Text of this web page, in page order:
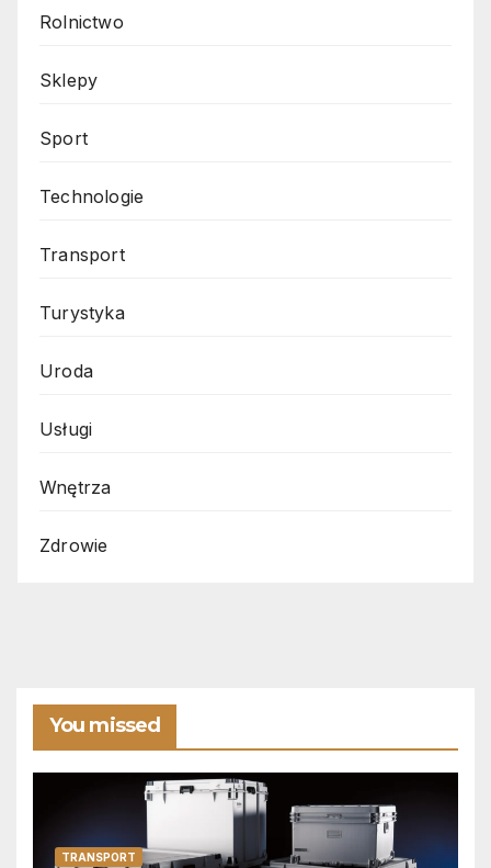
Rolnictwo
Sklepy
Sport
Technologie
Transport
Turystyka
Uroda
Usługi
Wnętrza
Zdrowie
You missed
TRANSPORT